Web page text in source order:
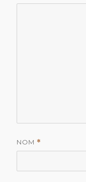
NOM *